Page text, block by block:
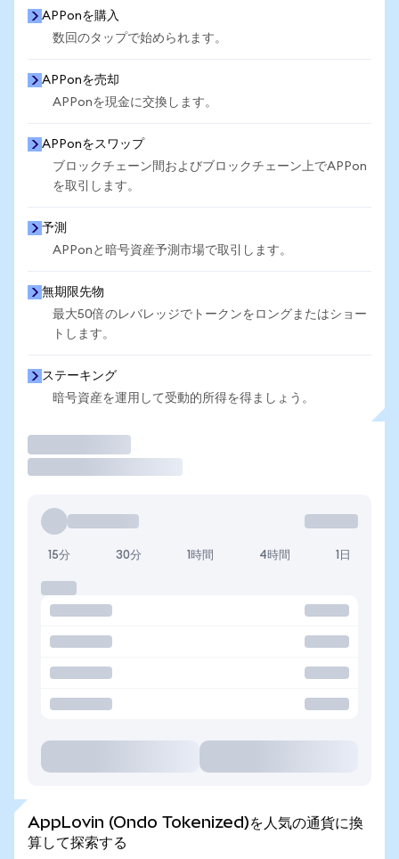
APPonを購入
数回のタップで始められます。
APPonを売却
APPonを現金に交換します。
APPonをスワップ
ブロックチェーン間およびブロックチェーン上でAPPon
を取引します。
予測
APPonと暗号資産予測市場で取引します。
無期限先物
最大50倍のレバレッジでトークンをロングまたはショー
トします。
ステーキング
暗号資産を運用して受動的所得を得ましょう。
15分 30分 1時間 4時間 1日
AppLovin (Ondo Tokenized)を人気の通貨に換
算して探索する